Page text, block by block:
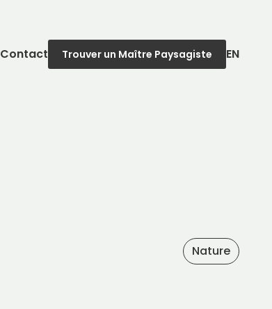
Contact Trouver un Maître Paysagiste EN
Nature